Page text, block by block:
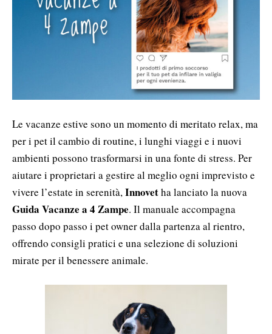
Le vacanze estive sono un momento di meritato relax, ma
per i pet il cambio di routine, i lunghi viaggi e i nuovi
ambienti possono trasformarsi in una fonte di stress. Per
aiutare i proprietari a gestire al meglio ogni imprevisto e
vivere l’estate in serenità,Innovetha lanciato la nuova
Guida Vacanze a 4 Zampe. Il manuale accompagna
passo dopo passo i pet owner dalla partenza al rientro,
offrendo consigli pratici e una selezione di soluzioni
mirate per il benessere animale.